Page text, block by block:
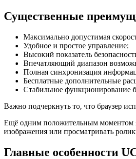
Существенные
Максимально допустимая
Удобное и простое управление;
Высокий показатель
Впечатляющий диапазон
Полная синхронизация
Бесплатные дополнительные
Стабильное функционирование
Важно подчеркнуть то, что браузер
Ещё одним положительным моментом
изображения или просматривать
Главные особенности